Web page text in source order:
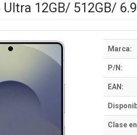
12GB/ 512GB/
Marca:
P/N:
EAN:
Clase